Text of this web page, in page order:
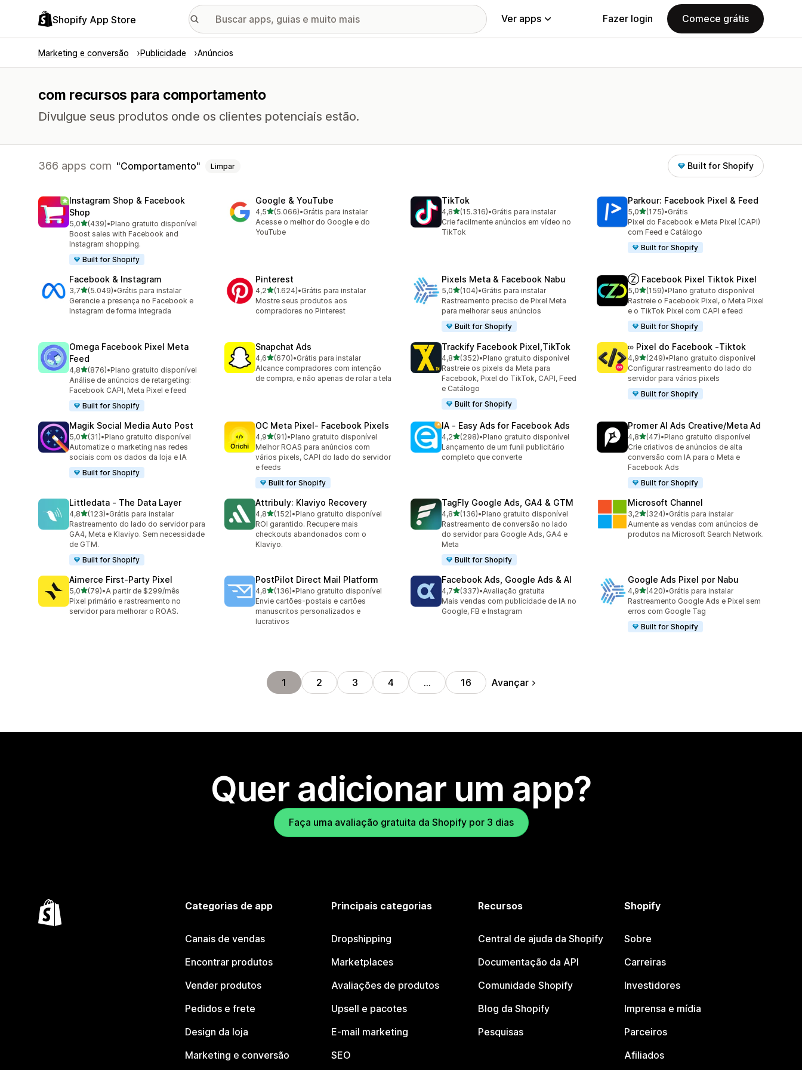
Shopify App Store Ver apps Fazer login Comece grátis
Marketing e conversão Publicidade Anúncios
com recursos para comportamento
Divulgue seus produtos onde os clientes potenciais estão.
366 apps com Comportamento Limpar Built for Shopify
Instagram Shop & Facebook
Shop
5,0de 5 estrelas
(439)
439 avaliações ao todo
•Plano gratuito disponível
Boost sales with Facebook and
Instagram shopping.
Built for Shopify
Google & YouTube
4,5de 5 estrelas
(5.066)
5066 avaliações ao todo
•Grátis para instalar
Acesse o melhor do Google e do
YouTube
TikTok
4,8de 5 estrelas
(15.316)
15316 avaliações ao todo
•Grátis para instalar
Crie facilmente anúncios em vídeo no
TikTok
Parkour: Facebook Pixel & Feed
5,0de 5 estrelas
(175)
175 avaliações ao todo
•Grátis
Pixel do Facebook e Meta Pixel (CAPI)
com Feed e Catálogo
Built for Shopify
Facebook & Instagram
3,7de 5 estrelas
(5.049)
5049 avaliações ao todo
•Grátis para instalar
Gerencie a presença no Facebook e
Instagram de forma integrada
Pinterest
4,2de 5 estrelas
(1.624)
1624 avaliações ao todo
•Grátis para instalar
Mostre seus produtos aos
compradores no Pinterest
Pixels Meta & Facebook Nabu
5,0de 5 estrelas
(104)
104 avaliações ao todo
•Grátis para instalar
Rastreamento preciso de Pixel Meta
para melhorar seus anúncios
Built for Shopify
Ⓩ Facebook Pixel Tiktok Pixel
5,0de 5 estrelas
(159)
159 avaliações ao todo
•Plano gratuito disponível
Rastreie o Facebook Pixel, o Meta Pixel
e o TikTok Pixel com CAPI e feed
Built for Shopify
Omega Facebook Pixel Meta
Feed
4,8de 5 estrelas
(876)
876 avaliações ao todo
•Plano gratuito disponível
Análise de anúncios de retargeting:
Facebook CAPI, Meta Pixel e feed
Built for Shopify
Snapchat Ads
4,6de 5 estrelas
(670)
670 avaliações ao todo
•Grátis para instalar
Alcance compradores com intenção
de compra, e não apenas de rolar a tela
Trackify Facebook Pixel,TikTok
4,8de 5 estrelas
(352)
352 avaliações ao todo
•Plano gratuito disponível
Rastreie os pixels da Meta para
Facebook, Pixel do TikTok, CAPI, Feed
e Catálogo
Built for Shopify
∞ Pixel do Facebook ‑Tiktok
4,9de 5 estrelas
(249)
249 avaliações ao todo
•Plano gratuito disponível
Configurar rastreamento do lado do
servidor para vários pixels
Built for Shopify
Magik Social Media Auto Post
5,0de 5 estrelas
(31)
31 avaliações ao todo
•Plano gratuito disponível
Automatize o marketing nas redes
sociais com os dados da loja e IA
Built for Shopify
OC Meta Pixel‑ Facebook Pixels
4,9de 5 estrelas
(91)
91 avaliações ao todo
•Plano gratuito disponível
Melhor ROAS para anúncios com
vários pixels, CAPI do lado do servidor
e feeds
Built for Shopify
IA ‑ Easy Ads for Facebook Ads
4,2de 5 estrelas
(298)
298 avaliações ao todo
•Plano gratuito disponível
Lançamento de um funil publicitário
completo que converte
Promer AI Ads Creative/Meta Ad
4,8de 5 estrelas
(47)
47 avaliações ao todo
•Plano gratuito disponível
Crie criativos de anúncios de alta
conversão com IA para o Meta e
Facebook Ads
Built for Shopify
Littledata ‑ The Data Layer
4,8de 5 estrelas
(123)
123 avaliações ao todo
•Grátis para instalar
Rastreamento do lado do servidor para
GA4, Meta e Klaviyo. Sem necessidade
de GTM.
Built for Shopify
Attribuly: Klaviyo Recovery
4,8de 5 estrelas
(152)
152 avaliações ao todo
•Plano gratuito disponível
ROI garantido. Recupere mais
checkouts abandonados com o
Klaviyo.
TagFly Google Ads, GA4 & GTM
4,8de 5 estrelas
(136)
136 avaliações ao todo
•Plano gratuito disponível
Rastreamento de conversão no lado
do servidor para Google Ads, GA4 e
Meta
Built for Shopify
Microsoft Channel
3,2de 5 estrelas
(324)
324 avaliações ao todo
•Grátis para instalar
Aumente as vendas com anúncios de
produtos na Microsoft Search Network.
Aimerce First‑Party Pixel
5,0de 5 estrelas
(79)
79 avaliações ao todo
•A partir de $299/mês
Pixel primário e rastreamento no
servidor para melhorar o ROAS.
PostPilot Direct Mail Platform
4,8de 5 estrelas
(136)
136 avaliações ao todo
•Plano gratuito disponível
Envie cartões-postais e cartões
manuscritos personalizados e
lucrativos
Facebook Ads, Google Ads & AI
4,7de 5 estrelas
(337)
337 avaliações ao todo
•Avaliação gratuita
Mais vendas com publicidade de IA no
Google, FB e Instagram
Google Ads Pixel por Nabu
4,9de 5 estrelas
(420)
420 avaliações ao todo
•Grátis para instalar
Rastreamento Google Ads e Pixel sem
erros com Google Tag
Built for Shopify
1 2 3 4 … 16 Avançar
Quer adicionar um app?
Faça uma avaliação gratuita da Shopify por 3 dias
Categorias de app
Canais de vendas
Encontrar produtos
Vender produtos
Pedidos e frete
Design da loja
Marketing e conversão
Principais categorias
Dropshipping
Marketplaces
Avaliações de produtos
Upsell e pacotes
E-mail marketing
SEO
Recursos
Central de ajuda da Shopify
Documentação da API
Comunidade Shopify
Blog da Shopify
Pesquisas
Shopify
Sobre
Carreiras
Investidores
Imprensa e mídia
Parceiros
Afiliados